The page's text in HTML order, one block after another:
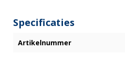
Specificaties
Artikelnummer